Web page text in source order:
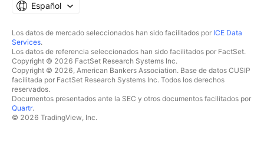
Español
Los datos de mercado seleccionados han sido facilitados por ICE Data
Services.
Los datos de referencia seleccionados han sido facilitados por FactSet.
Copyright © 2026 FactSet Research Systems Inc.
Copyright © 2026, American Bankers Association. Base de datos CUSIP
facilitada por FactSet Research Systems Inc. Todos los derechos
reservados.
Documentos presentados ante la SEC y otros documentos facilitados por
Quartr.
© 2026 TradingView, Inc.